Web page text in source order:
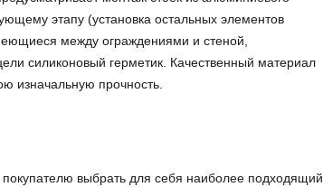
этапу (установка остальных элементов
между ограждениями и стеной,
силиконовый герметик. Качественный материал
изначальную прочность.
покупателю выбрать для себя наиболее подходящий